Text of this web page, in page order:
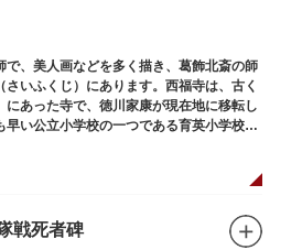
で、美人画などを多く描き、葛飾北斎の師
いふくじ）にあります。西福寺は、古く
あった寺で、徳川家康が現在地に移転し
い公立小学校の一つである育英小学校の
戦死者碑